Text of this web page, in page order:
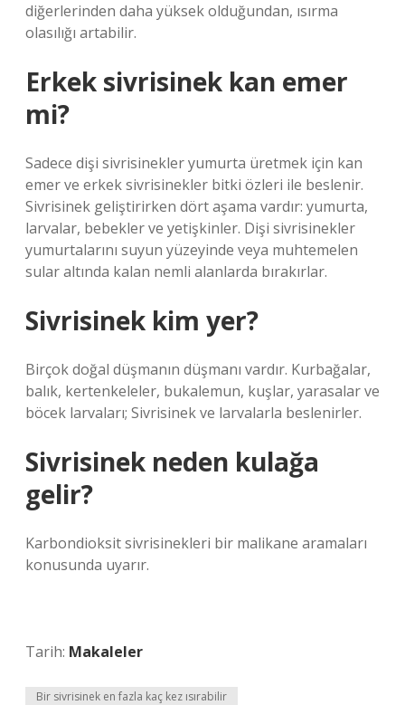
diğerlerinden daha yüksek olduğundan, ısırma
olasılığı artabilir.
Erkek sivrisinek kan emer
mi?
Sadece dişi sivrisinekler yumurta üretmek için kan
emer ve erkek sivrisinekler bitki özleri ile beslenir.
Sivrisinek geliştirirken dört aşama vardır: yumurta,
larvalar, bebekler ve yetişkinler. Dişi sivrisinekler
yumurtalarını suyun yüzeyinde veya muhtemelen
sular altında kalan nemli alanlarda bırakırlar.
Sivrisinek kim yer?
Birçok doğal düşmanın düşmanı vardır. Kurbağalar,
balık, kertenkeleler, bukalemun, kuşlar, yarasalar ve
böcek larvaları; Sivrisinek ve larvalarla beslenirler.
Sivrisinek neden kulağa
gelir?
Karbondioksit sivrisinekleri bir malikane aramaları
konusunda uyarır.
Tarih: Makaleler
Bir sivrisinek en fazla kaç kez ısırabilir